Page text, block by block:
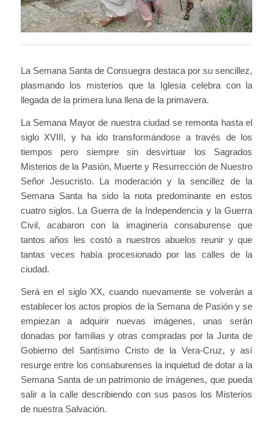
La Semana Santa de Consuegra destaca por su sencillez,
plasmando los misterios que la Iglesia celebra con la
llegada de la primera luna llena de la primavera.
La Semana Mayor de nuestra ciudad se remonta hasta el
siglo XVIII, y ha ido transformándose a través de los
tiempos pero siempre sin desvirtuar los Sagrados
Misterios de la Pasión, Muerte y Resurrección de Nuestro
Señor Jesucristo. La moderación y la sencillez de la
Semana Santa ha sido la nota predominante en estos
cuatro siglos. La Guerra de la Independencia y la Guerra
Civil, acabaron con la imaginería consaburense que
tantos años les costó a nuestros abuelos reunir y que
tantas veces había procesionado por las calles de la
ciudad.
Será en el siglo XX, cuando nuevamente se volverán a
establecer los actos propios de la Semana de Pasión y se
empiezan a adquirir nuevas imágenes, unas serán
donadas por familias y otras compradas por la Junta de
Gobierno del Santísimo Cristo de la Vera-Cruz, y así
resurge entre los consaburenses la inquietud de dotar a la
Semana Santa de un patrimonio de imágenes, que pueda
salir a la calle describiendo con sus pasos los Misterios
de nuestra Salvación.